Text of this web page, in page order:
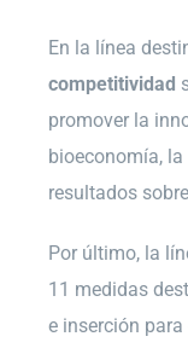
En la línea
competitividad
promover la
bioeconomía,
resultados
Por último, la
11 medidas
e inserción